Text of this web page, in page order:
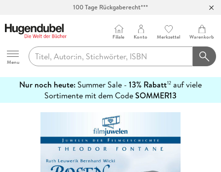
Abholung in über 100 Filialen
Hugendubel
Menu
Filiale Konto Merkzettel Warenkorb
Nur noch heute: Summer Sale - 13% Rabatt12 auf viele
Sortimente mit dem CodeSOMMER13
erfahren